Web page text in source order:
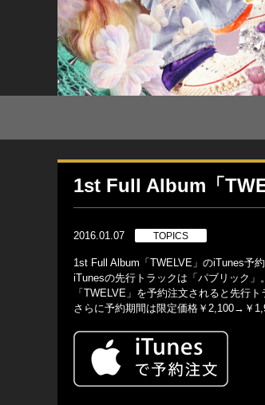
1st Full Album「
2016.01.07 TOPICS
1st Full Album「TWELVE」のiTunes予約
iTunesの先行トラックは「パブリック」。
「TWELVE」を予約注文されると先行
さらに予約期間は限定価格￥2,100→￥